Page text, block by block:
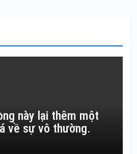
này lại thêm một
về sự vô thường.